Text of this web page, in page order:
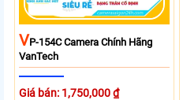
VP-154C Camera Chính Hãng
VanTech
Giá bán: 1,750,000 ₫